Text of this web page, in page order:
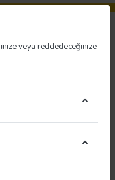
veya reddedeceğinize